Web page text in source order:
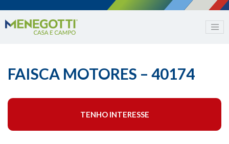
FAISCA MOTORES – 40174
TENHO INTERESSE